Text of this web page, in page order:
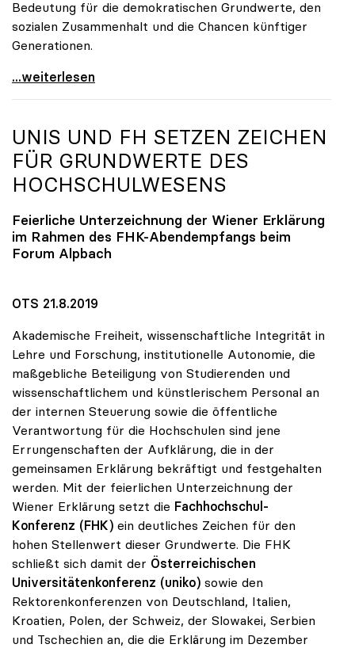
Bedeutung für die demokratischen Grundwerte, den
sozialen Zusammenhalt und die Chancen künftiger
Generationen.
10 Fragen zu Universitäten – Parteien geben
...weiterlesen
UNIS UND FH SETZEN ZEICHEN
FÜR GRUNDWERTE DES
HOCHSCHULWESENS
Feierliche Unterzeichnung der Wiener Erklärung
im Rahmen des FHK-Abendempfangs beim
Forum Alpbach
OTS 21.8.2019
Akademische Freiheit, wissenschaftliche Integrität in
Lehre und Forschung, institutionelle Autonomie, die
maßgebliche Beteiligung von Studierenden und
wissenschaftlichem und künstlerischem Personal an
der internen Steuerung sowie die öffentliche
Verantwortung für die Hochschulen sind jene
Errungenschaften der Aufklärung, die in der
gemeinsamen Erklärung bekräftigt und festgehalten
werden. Mit der feierlichen Unterzeichnung der
Wiener Erklärung setzt die Fachhochschul-
Konferenz (FHK) ein deutliches Zeichen für den
hohen Stellenwert dieser Grundwerte. Die FHK
schließt sich damit der Österreichischen
Universitätenkonferenz (uniko) sowie den
Rektorenkonferenzen von Deutschland, Italien,
Kroatien, Polen, der Schweiz, der Slowakei, Serbien
und Tschechien an, die die Erklärung im Dezember